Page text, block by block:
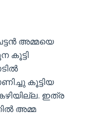
അമ്മയെ
കൂട്ടി
കൂട്ടിയ
ഇത്ര
അമ്മ